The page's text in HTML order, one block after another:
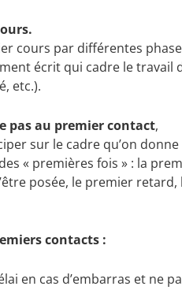
cours par différentes
écrit qui cadre le travail
etc.).
pas au premier contact,
sur le cadre qu’on
« premières fois » : la
posée, le premier
contacts :
en cas d’embarras et ne